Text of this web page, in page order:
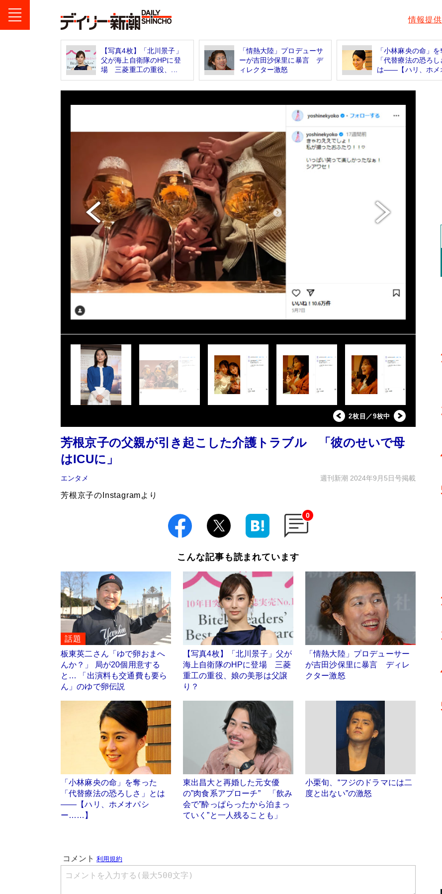
情報提供
【写真4枚】「北川景子」
父が海上自衛隊のHPに登
場 三菱重工の重役、...
「情熱大陸」プロデューサ
ーが吉田沙保里に暴言 デ
ィレクター激怒
「小林麻央の命」
「代替療法の恐ろし
は――【ハリ、ホメ
2枚目／9枚中
芳根京子の父親が引き起こした介護トラブル 「彼のせいで母
はICUに」
エンタメ 週刊新潮 2024年9月5日号掲載
芳根京子のInstagramより
0
こんな記事も読まれています
話題
板東英二さん「ゆで卵おまへ
んか？」 局が20個用意する
と… 「出演料も交通費も要ら
ん」のゆで卵伝説
【写真4枚】「北川景子」父が
海上自衛隊のHPに登場 三菱
重工の重役、娘の美形は父譲
り？
「情熱大陸」プロデューサー
が吉田沙保里に暴言 ディレ
クター激怒
「小林麻央の命」を奪った
「代替療法の恐ろしさ」とは
――【ハリ、ホメオパシ
ー……】
東出昌大と再婚した元女優
の”肉食系アプローチ” 「飲み
会で”酔っぱらったから泊まっ
ていく”と一人残ることも」
小栗旬、“フジのドラマには二
度と出ない”の激怒